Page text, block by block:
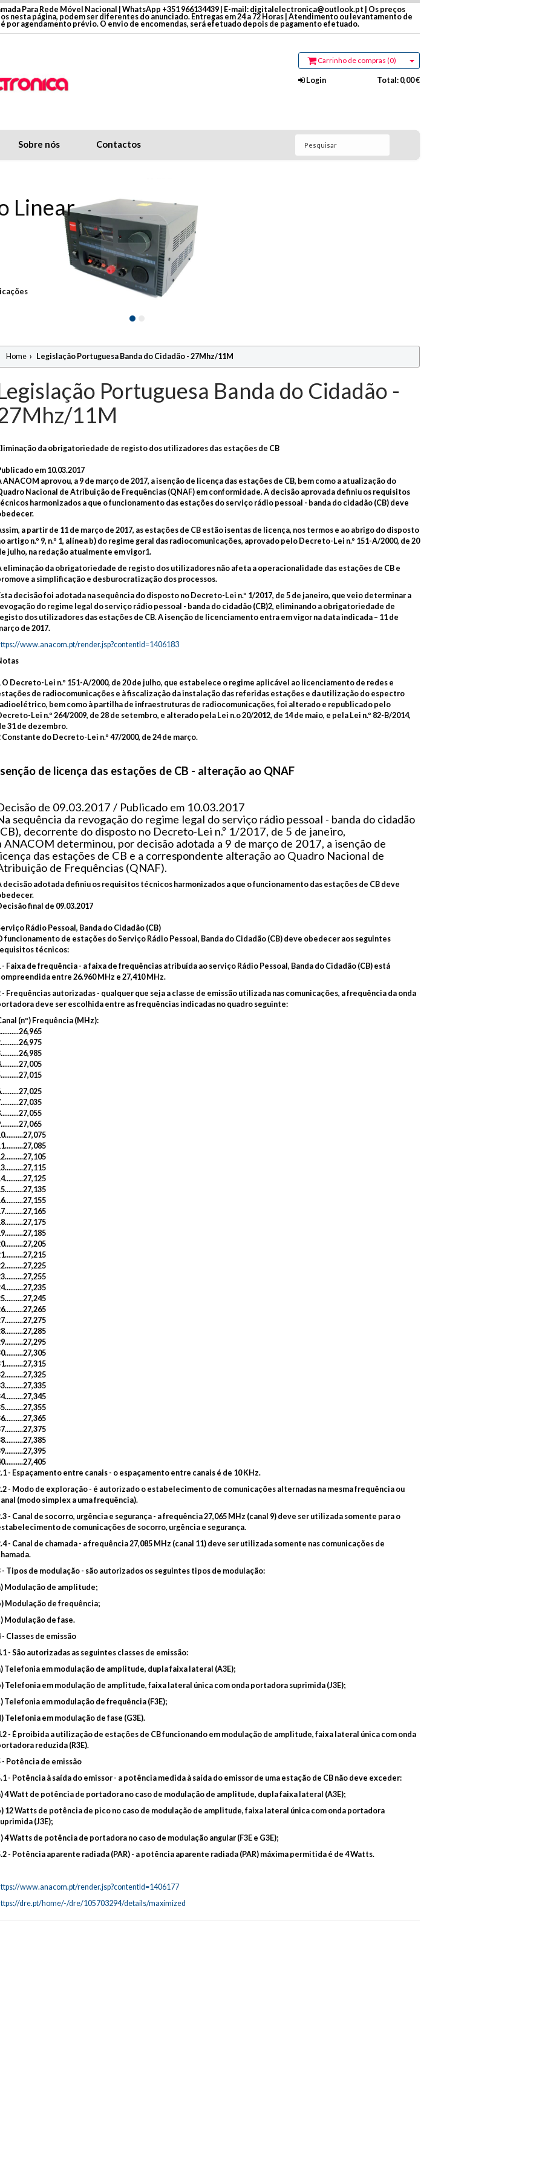
Para Rede Móvel Nacional | WhatsApp +351 966134439 | E-mail: digitalelectronica@outlook.pt | Os preços
nesta página, podem ser diferentes do anunciado. Entregas em 24 a 72 Horas | Atendimento ou levantamento de
é por agendamento prévio. O envio de encomendas, será efetuado depois de pagamento efetuado.
Carrinho de compras (0)
Login Total: 0,00 €
Sobre nós Contactos
Pesquisar
Linear
Home › Legislação Portuguesa Banda do Cidadão - 27Mhz/11M
Portuguesa Banda do Cidadão -
11M
da obrigatoriedade de registo dos utilizadores das estações de CB
em 10.03.2017
ANACOM aprovou, a 9 de março de 2017, a isenção de licença das estações de CB, bem como a atualização do
Nacional de Atribuição de Frequências (QNAF) em conformidade. A decisão aprovada definiu os requisitos
harmonizados a que o funcionamento das estações do serviço rádio pessoal - banda do cidadão (CB) deve
a partir de 11 de março de 2017, as estações de CB estão isentas de licença, nos termos e ao abrigo do disposto
artigo n.º 9, n.º 1, alínea b) do regime geral das radiocomunicações, aprovado pelo Decreto-Lei n.º 151-A/2000, de 20
julho, na redação atualmente em vigor1.
eliminação da obrigatoriedade de registo dos utilizadores não afeta a operacionalidade das estações de CB e
a simplificação e desburocratização dos processos.
decisão foi adotada na sequência do disposto no Decreto-Lei n.º 1/2017, de 5 de janeiro, que veio determinar a
do regime legal do serviço rádio pessoal - banda do cidadão (CB)2, eliminando a obrigatoriedade de
dos utilizadores das estações de CB. A isenção de licenciamento entra em vigor na data indicada – 11 de
de 2017.
www.anacom.pt/render.jsp?contentId=1406183
O Decreto-Lei n.º 151-A/2000, de 20 de julho, que estabelece o regime aplicável ao licenciamento de redes e
de radiocomunicações e à fiscalização da instalação das referidas estações e da utilização do espectro
bem como à partilha de infraestruturas de radiocomunicações, foi alterado e republicado pelo
Lei n.º 264/2009, de 28 de setembro, e alterado pela Lei n.o 20/2012, de 14 de maio, e pela Lei n.º 82-B/2014,
31 de dezembro.
Constante do Decreto-Lei n.º 47/2000, de 24 de março.
de licença das estações de CB - alteração ao QNAF
de 09.03.2017 / Publicado em 10.03.2017
sequência da revogação do regime legal do serviço rádio pessoal - banda do cidadão
decorrente do disposto no Decreto-Lei n.º 1/2017, de 5 de janeiro,
ANACOM determinou, por decisão adotada a 9 de março de 2017, a isenção de
das estações de CB e a correspondente alteração ao Quadro Nacional de
de Frequências (QNAF).
decisão adotada definiu os requisitos técnicos harmonizados a que o funcionamento das estações de CB deve
final de 09.03.2017
Rádio Pessoal, Banda do Cidadão (CB)
funcionamento de estações do Serviço Rádio Pessoal, Banda do Cidadão (CB) deve obedecer aos seguintes
técnicos:
- Faixa de frequência - a faixa de frequências atribuída ao serviço Rádio Pessoal, Banda do Cidadão (CB) está
entre 26.960 MHz e 27,410 MHz.
- Frequências autorizadas - qualquer que seja a classe de emissão utilizada nas comunicações, a frequência da onda
deve ser escolhida entre as frequências indicadas no quadro seguinte:
(nº) Frequência (MHz):
- Espaçamento entre canais - o espaçamento entre canais é de 10 KHz.
- Modo de exploração - é autorizado o estabelecimento de comunicações alternadas na mesma frequência ou
(modo simplex a uma frequência).
- Canal de socorro, urgência e segurança - a frequência 27,065 MHz (canal 9) deve ser utilizada somente para o
de comunicações de socorro, urgência e segurança.
- Canal de chamada - a frequência 27,085 MHz (canal 11) deve ser utilizada somente nas comunicações de
- Tipos de modulação - são autorizados os seguintes tipos de modulação:
Modulação de amplitude;
Modulação de frequência;
Modulação de fase.
- Classes de emissão
- São autorizadas as seguintes classes de emissão:
Telefonia em modulação de amplitude, dupla faixa lateral (A3E);
Telefonia em modulação de amplitude, faixa lateral única com onda portadora suprimida (J3E);
Telefonia em modulação de frequência (F3E);
Telefonia em modulação de fase (G3E).
- É proibida a utilização de estações de CB funcionando em modulação de amplitude, faixa lateral única com onda
reduzida (R3E).
- Potência de emissão
- Potência à saída do emissor - a potência medida à saída do emissor de uma estação de CB não deve exceder:
4 Watt de potência de portadora no caso de modulação de amplitude, dupla faixa lateral (A3E);
12 Watts de potência de pico no caso de modulação de amplitude, faixa lateral única com onda portadora
(J3E);
4 Watts de potência de portadora no caso de modulação angular (F3E e G3E);
- Potência aparente radiada (PAR) - a potência aparente radiada (PAR) máxima permitida é de 4 Watts.
www.anacom.pt/render.jsp?contentId=1406177
dre.pt/home/-/dre/105703294/details/maximized